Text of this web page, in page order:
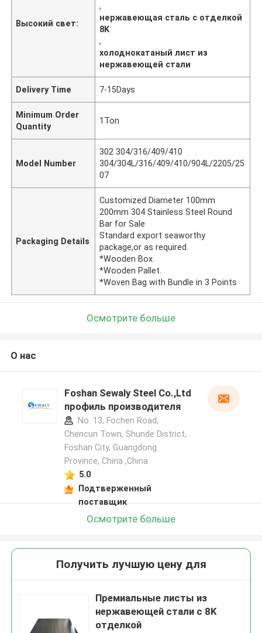
Высокий свет:
,
нержавеющая сталь с отделкой
8K
,
холоднокатаный лист из
нержавеющей стали
Delivery Time 7-15Days
Minimum Order
Quantity
1Ton
Model Number
302 304/316/409/410
304/304L/316/409/410/904L/2205/25
07
Packaging Details
Customized Diameter 100mm
200mm 304 Stainless Steel Round
Bar for Sale
Standard export seaworthy
package,or as required.
*Wooden Box.
*Wooden Pallet.
*Woven Bag with Bundle in 3 Points
Осмотрите больше
О нас
Foshan Sewaly Steel Co.,Ltd
профиль производителя
No. 13, Fochen Road,
Chencun Town, Shunde District,
Foshan City, Guangdong
Province, China ,China
5.0
Подтверженный
поставщик
Осмотрите больше
Получить лучшую цену для
Премиальные листы из
нержавеющей стали с 8K
отделкой